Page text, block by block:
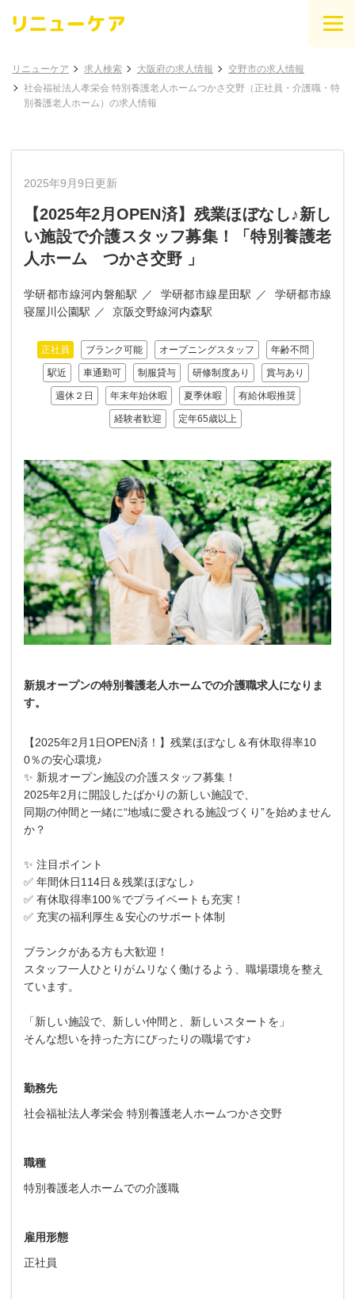
リニューケア 求人検索 大阪府の求人情報
交野市の求人情報
社会福祉法人孝栄会 特別養護老人ホームつかさ交野（正社員・介護職・特
別養護老人ホーム）の求人情報
2025年9月9日更新
【2025年2月OPEN済】残業ほぼなし♪新し
い施設で介護スタッフ募集！「特別養護老
人ホーム つかさ交野 」
学研都市線河内磐船駅 学研都市線星田駅
学研都市線
寝屋川公園駅
京阪交野線河内森駅
正社員 ブランク可能 オープニングスタッフ 年齢不問
駅近 車通勤可 制服貸与 研修制度あり 賞与あり
週休２日 年末年始休暇 夏季休暇 有給休暇推奨
経験者歓迎 定年65歳以上
新規オープンの特別養護老人ホームでの介護職求人になりま
す。
【2025年2月1日OPEN済！】残業ほぼなし＆有休取得率10
0％の安心環境♪
✨ 新規オープン施設の介護スタッフ募集！
2025年2月に開設したばかりの新しい施設で、
同期の仲間と一緒に“地域に愛される施設づくり”を始めません
か？
✨ 注目ポイント
✅ 年間休日114日＆残業ほぼなし♪
✅ 有休取得率100％でプライベートも充実！
✅ 充実の福利厚生＆安心のサポート体制
ブランクがある方も大歓迎！
スタッフ一人ひとりがムリなく働けるよう、職場環境を整え
ています。
「新しい施設で、新しい仲間と、新しいスタートを」
そんな想いを持った方にぴったりの職場です♪
勤務先
社会福祉法人孝栄会 特別養護老人ホームつかさ交野
職種
特別養護老人ホームでの介護職
雇用形態
正社員